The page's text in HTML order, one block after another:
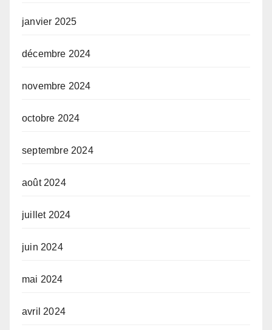
janvier 2025
décembre 2024
novembre 2024
octobre 2024
septembre 2024
août 2024
juillet 2024
juin 2024
mai 2024
avril 2024